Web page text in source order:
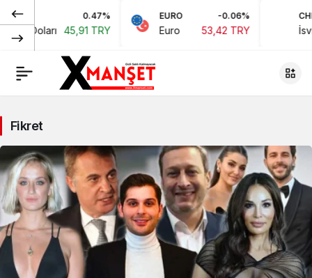
0.47%
Doları 45,91 TRY
EURO -0.06%
Euro 53,42 TRY
CHF
Fikret